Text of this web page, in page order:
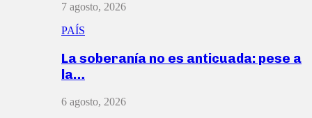
7 agosto, 2026
PAÍS
La soberanía no es anticuada: pese a
la…
6 agosto, 2026